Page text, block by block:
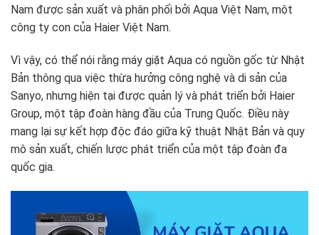
Nam được sản xuất và phân phối bởi Aqua Việt Nam, một
công ty con của Haier Việt Nam.
Vì vậy, có thể nói rằng máy giặt Aqua có nguồn gốc từ Nhật
Bản thông qua việc thừa hưởng công nghệ và di sản của
Sanyo, nhưng hiện tại được quản lý và phát triển bởi Haier
Group, một tập đoàn hàng đầu của Trung Quốc. Điều này
mang lại sự kết hợp độc đáo giữa kỹ thuật Nhật Bản và quy
mô sản xuất, chiến lược phát triển của một tập đoàn đa
quốc gia.